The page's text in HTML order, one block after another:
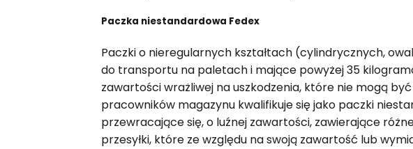
Paczka niestandardowa Fedex
Paczki o nieregularnych kształtach (cylindrycznych,
do transportu na paletach i mające powyżej 35
zawartości wrażliwej na uszkodzenia, które nie mogą
pracowników magazynu kwalifikuje się jako paczki
przewracające się, o luźnej zawartości, zawierające
przesyłki, które ze względu na swoją zawartość lub